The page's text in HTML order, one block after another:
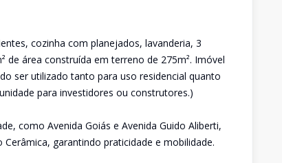
cozinha com planejados, lavanderia, 3
de área construída em terreno de 275m². Imóvel
ser utilizado tanto para uso residencial quanto
para investidores ou construtores.)
como Avenida Goiás e Avenida Guido Aliberti,
garantindo praticidade e mobilidade.